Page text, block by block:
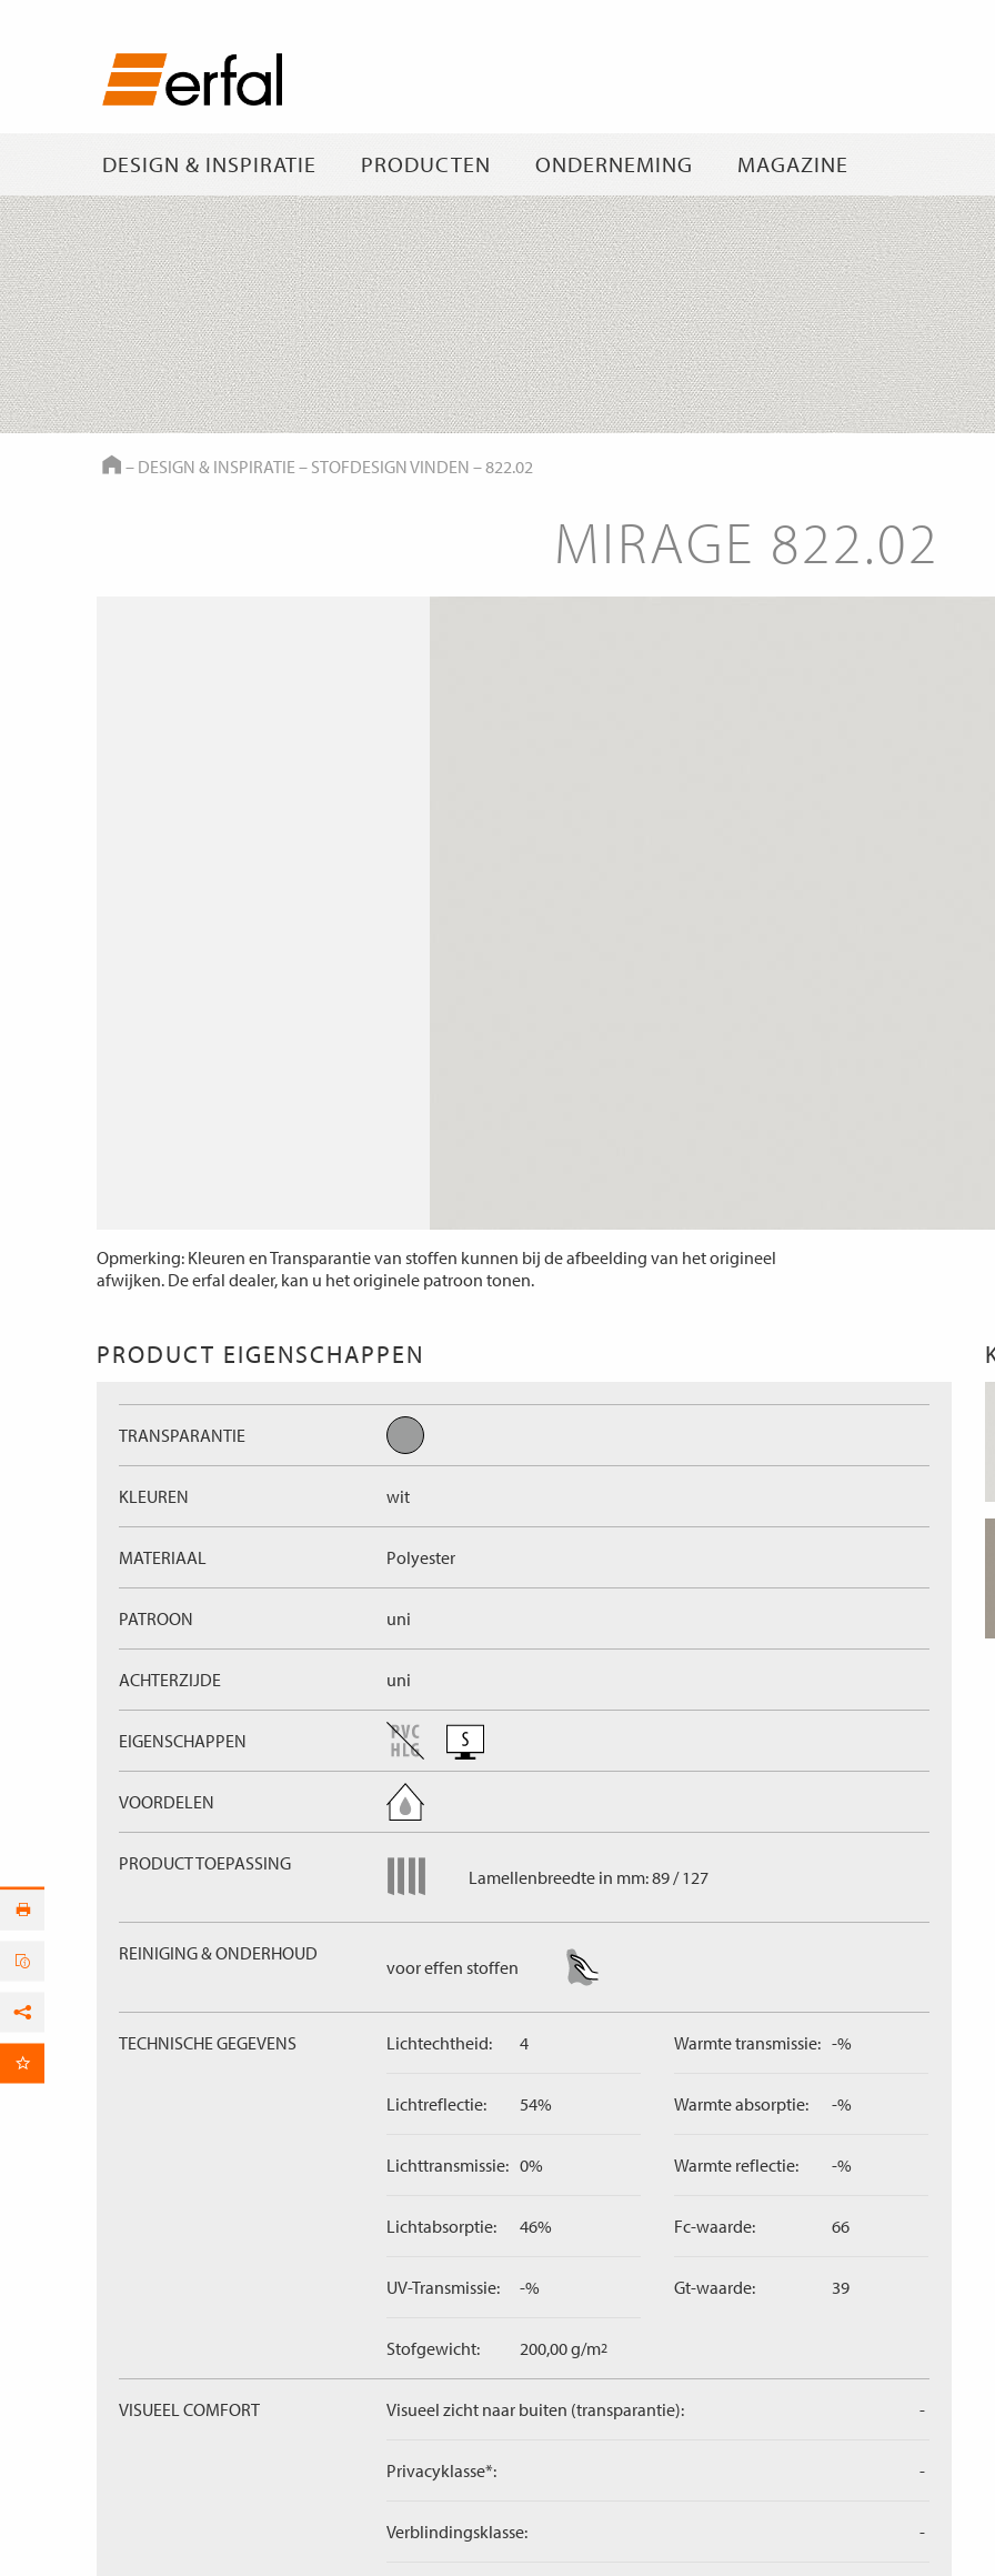
DESIGN & INSPIRATIE PRODUCTEN ONDERNEMING MAGAZINE
HOME
– DESIGN & INSPIRATIE– STOFDESIGN VINDEN –822.02
MIRAGE 822.02
Opmerking: Kleuren en Transparantie van stoffen kunnen bij de afbeelding van het origineel
afwijken. De erfal dealer, kan u het originele patroon tonen.
PRODUCT EIGENSCHAPPEN
TRANSPARANTIE
KLEUREN wit
MATERIAAL Polyester
PATROON uni
ACHTERZIJDE uni
EIGENSCHAPPEN
VOORDELEN
PRODUCT TOEPASSING
Lamellenbreedte in mm: 89 / 127
REINIGING & ONDERHOUD
voor effen stoffen
TECHNISCHE GEGEVENS Lichtechtheid: 4
Lichtreflectie: 54%
Lichttransmissie: 0%
Lichtabsorptie: 46%
UV-Transmissie: -%
Stofgewicht: 200,00 g/m2
Warmte transmissie: -%
Warmte absorptie: -%
Warmte reflectie: -%
Fc-waarde: 66
Gt-waarde: 39
VISUEEL COMFORT Visueel zicht naar buiten (transparantie): -
Privacyklasse*: -
Verblindingsklasse: -